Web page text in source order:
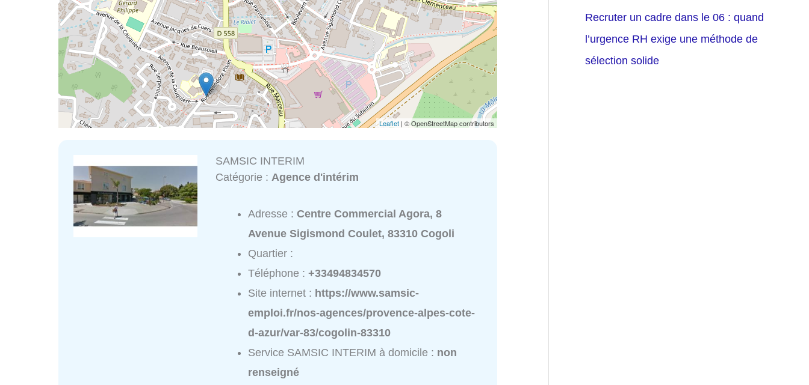
Leaflet | © OpenStreetMap contributors
SAMSIC INTERIM
Catégorie : Agence d'intérim
Adresse :Centre Commercial Agora, 8
Avenue Sigismond Coulet, 83310 Cogoli
Quartier :
Téléphone :+33494834570
Site internet : https://www.samsic-
emploi.fr/nos-agences/provence-alpes-cote-
d-azur/var-83/cogolin-83310
Service SAMSIC INTERIM à domicile : non
renseigné
Recruter un cadre dans le 06 : quand
l’urgence RH exige une méthode de
sélection solide